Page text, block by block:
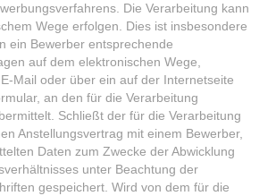
Die Verarbeitung kann
Wege erfolgen. Dies ist insbesondere
ein Bewerber entsprechende
auf dem elektronischen Wege,
Mail oder über ein auf der Internetseite
an den für die Verarbeitung
Schließt der für die Verarbeitung
Anstellungsvertrag mit einem Bewerber,
Daten zum Zwecke der Abwicklung
unter Beachtung der
gespeichert. Wird von dem für die